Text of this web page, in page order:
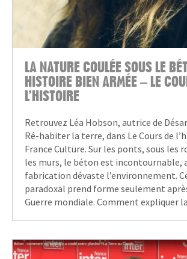
LA NATURE COULÉE SOUS LE
HISTOIRE BIEN ARMÉE – LE
L’HISTOIRE
Retrouvez Léa Hobson, autrice de
Ré-habiter la terre, dans Le Cours de
France Culture. Sur les ponts, sous les
les murs, le béton est incontournable,
fabrication dévaste l’environnement.
paradoxal prend forme seulement
Guerre mondiale. Comment expliquer